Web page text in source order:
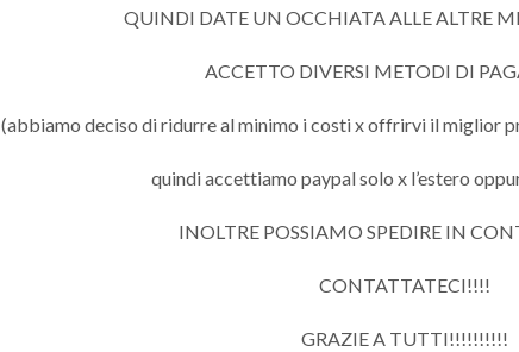
QUINDI DATE UN OCCHIATA ALLE ALTRE
ACCETTO DIVERSI METODI DI
(abbiamo deciso di ridurre al minimo i costi x offrirvi il miglior
quindi accettiamo paypal solo x l’estero
INOLTRE POSSIAMO SPEDIRE IN
CONTATTATECI!!!!
GRAZIE A TUTTI!!!!!!!!!!